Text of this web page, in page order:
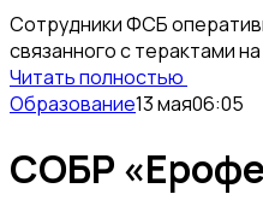
Сотрудники ФСБ
связанного с терактами
Читать полностью
Образование13 мая06:05
СОБР